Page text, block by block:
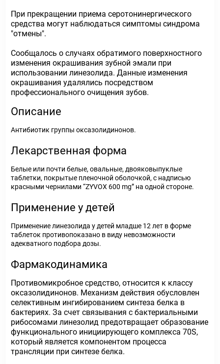
При прекращении приема серотонинергического
средства могут наблюдаться симптомы синдрома
"отмены".
Сообщалось о случаях обратимого поверхностного
изменения окрашивания зубной эмали при
использовании линезолида. Данные изменения
окрашивания удалялись посредством
профессионального очищения зубов.
Описание
Антибиотик группы оксазолидинонов.
Лекарственная форма
Белые или почти белые, овальные, двояковыпуклые
таблетки, покрытые пленочной оболочкой, с надписью
красными чернилами “ZYVOX 600 mg” на одной стороне.
Применение у детей
Применение линезолида у детей младше 12 лет в форме
таблеток противопоказано в виду невозможности
адекватного подбора дозы.
Фармакодинамика
Противомикробное средство, относится к классу
оксазолидинонов. Механизм действия обусловлен
селективным ингибированием синтеза белка в
бактериях. За счет связывания с бактериальными
рибосомами линезолид предотвращает образование
функционального инициирующего комплекса 70S,
который является компонентом процесса
трансляции при синтезе белка.